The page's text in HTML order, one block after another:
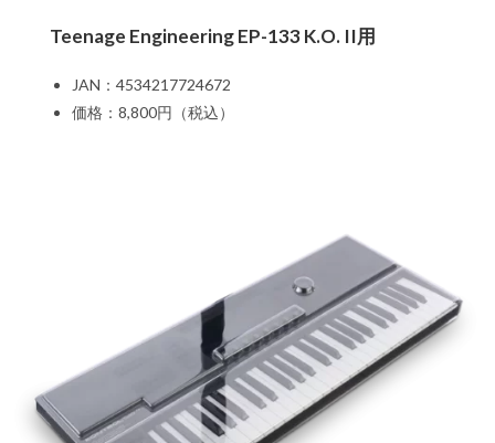
Teenage Engineering EP-133 K.O. II用
JAN：4534217724672
価格：8,800円（税込）